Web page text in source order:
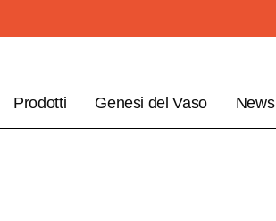
Prodotti Genesi del Vaso News